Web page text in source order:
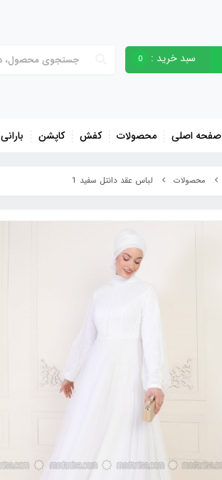
سبد خرید : 0
صفحه اصلی محصولات کفش کاپشن بارانی
محصولات لباس عقد دانتل سفید 1